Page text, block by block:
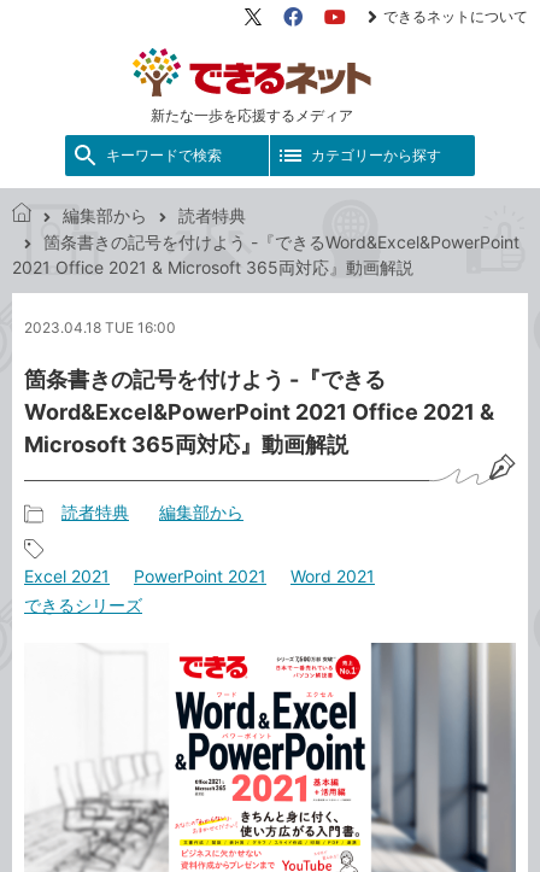
新たな一歩を応援するメディア
X（旧
FacebookYouTube
できるネットについて
キーワードで検索 カテゴリーから探す
で
き
ッ
編集部から
読者特典
箇条書きの記号を付けよう -『できるWord&Excel&PowerPoint
2021 Office 2021 & Microsoft 365両対応』動画解説
2023.04.18 TUE 16:00
箇条書きの記号を付けよう -『できる
Word&Excel&PowerPoint 2021 Office 2021 &
Microsoft 365両対応』動画解説
カ
テ
読者特典 編集部から
記
事
Excel 2021 PowerPoint 2021
Word 2021
できるシリーズ